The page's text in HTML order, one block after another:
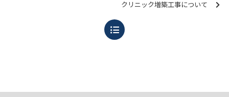
クリニック増築工事について